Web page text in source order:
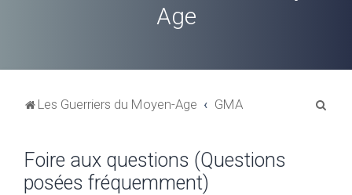
Age
Les Guerriers du Moyen-Age GMA
Foire aux questions (Questions
posées fréquemment)